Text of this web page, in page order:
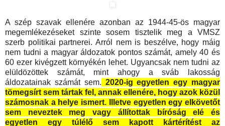
A szép szavak ellenére azonban az 1944-45-ös magyar
megemlékezéseket szinte sosem tisztelik meg a VMSZ
szerb politikai partnerei. Arról nem is beszélve, hogy máig
nem tudni a magyar áldozatok pontos számát, amely 40 és
60 ezer kivégzett környékén lehet. Ugyancsak nem tudni az
elüldözöttek számát, mint ahogy a sváb lakosság
áldozatainak számát sem. 2020-ig egyetlen egy magyar
tömegsírt sem tártak fel, annak ellenére, hogy azok közül
számosnak a helye ismert. Illetve egyetlen egy elkövetőt
sem neveztek meg vagy állítottak bíróság elé és
egyetlen egy túlélő sem kapott kártérítést az